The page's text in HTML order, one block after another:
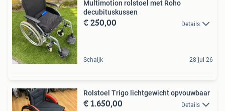
Multimotion rolstoel met Roho
decubituskussen
€ 250,00 Details
Schaijk 28 jul 26
Rolstoel Trigo lichtgewicht opvouwbaar
€ 1.650,00 Details